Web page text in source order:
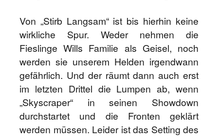
Von „Stirb Langsam“ ist bis hierhin keine
wirkliche Spur. Weder nehmen die
Fieslinge Wills Familie als Geisel, noch
werden sie unserem Helden irgendwann
gefährlich. Und der räumt dann auch erst
im letzten Drittel die Lumpen ab, wenn
„Skyscraper“ in seinen Showdown
durchstartet und die Fronten geklärt
werden müssen. Leider ist das Setting des